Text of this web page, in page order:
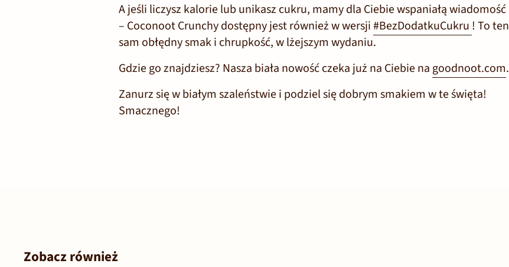
A jeśli liczysz kalorie lub unikasz cukru, mamy dla Ciebie wspaniałą wiadomość
– Coconoot Crunchy dostępny jest również w wersji#BezDodatkuCukru ! To ten
sam obłędny smak i chrupkość, w lżejszym wydaniu.
Gdzie go znajdziesz? Nasza biała nowość czeka już na Ciebie na goodnoot.com.
Zanurz się w białym szaleństwie i podziel się dobrym smakiem w te święta!
Smacznego!
Zobacz również